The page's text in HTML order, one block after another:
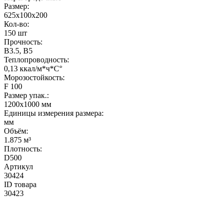
Размер:
625x100x200
Кол-во:
150 шт
Прочность:
B3.5, B5
Теплопроводность:
0,13 ккал/м*ч*С°
Морозостойкость:
F 100
Размер упак.:
1200x1000 мм
Единицы измерения размера:
мм
Объём:
1.875 м³
Плотность:
D500
Артикул
30424
ID товара
30423